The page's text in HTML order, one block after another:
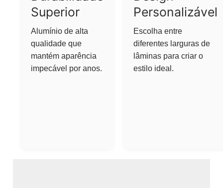
Superior
Alumínio de alta
qualidade que
mantém aparência
impecável por anos.
Personalizável
Escolha entre
diferentes larguras de
lâminas para criar o
estilo ideal.